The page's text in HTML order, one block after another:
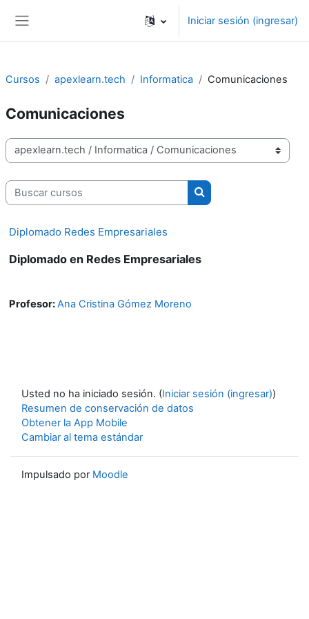
Iniciar sesión (ingresar)
Cursos apexlearn.tech Informatica Comunicaciones
Comunicaciones
Categorías
Buscar cursos
Buscar cursos
Diplomado Redes Empresariales
Diplomado en Redes Empresariales
Profesor:Ana Cristina Gómez Moreno
Usted no ha iniciado sesión. (Iniciar sesión (ingresar))
Resumen de conservación de datos
Obtener la App Mobile
Cambiar al tema estándar
Impulsado por Moodle